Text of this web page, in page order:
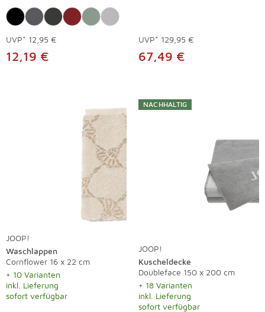
UVP* 12,95 €
12,19 €
UVP* 129,95 €
67,49 €
JOOP!
Waschlappen
Cornflower 16 x 22 cm
+ 10 Varianten
inkl. Lieferung
sofort verfügbar
NACHHALTIG
JOOP!
Kuscheldecke
Doubleface 150 x 200 cm
+ 18 Varianten
inkl. Lieferung
sofort verfügbar